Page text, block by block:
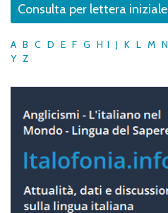
Consulta per lettera iniziale
A B C D E F G H I J K L M N
Y Z